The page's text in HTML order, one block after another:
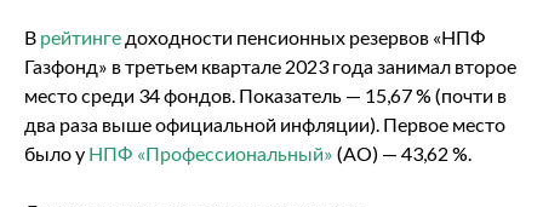
В рейтинге доходности пенсионных резервов «НПФ
Газфонд» в третьем квартале 2023 года занимал второе
место среди 34 фондов. Показатель — 15,67 % (почти в
два раза выше официальной инфляции). Первое место
было у НПФ «Профессиональный» (АО) — 43,62 %.